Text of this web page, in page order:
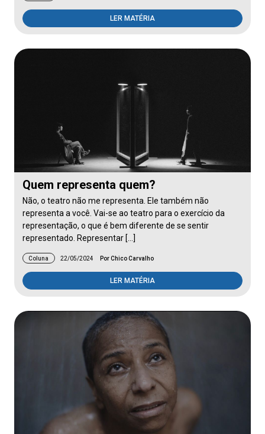
LER MATÉRIA
Quem representa quem?
Não, o teatro não me representa. Ele também não
representa a você. Vai-se ao teatro para o exercício da
representação, o que é bem diferente de se sentir
representado. Representar […]
Coluna 22/05/2024 Por Chico Carvalho
LER MATÉRIA